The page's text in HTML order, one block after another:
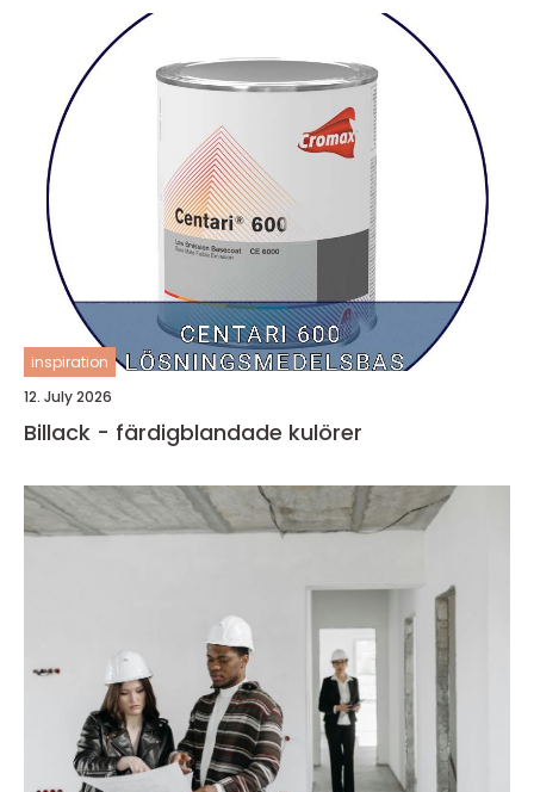
inspiration
12. July 2026
Billack - färdigblandade kulörer